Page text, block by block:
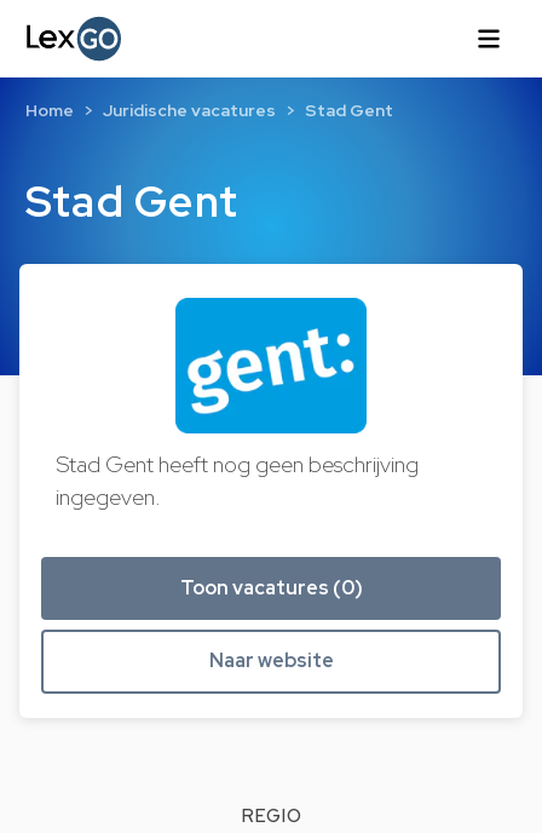
Stad Gent
Home Juridische vacatures Stad Gent
Stad Gent heeft nog geen beschrijving
ingegeven.
Toon vacatures (0)
Naar website
REGIO